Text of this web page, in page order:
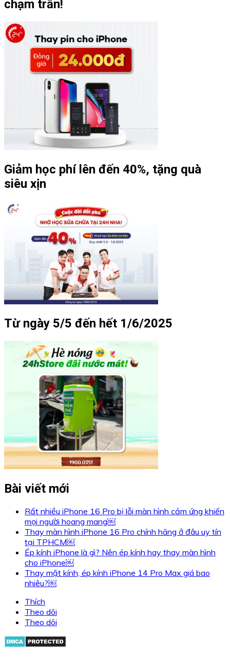
chạm trần!
Giảm học phí lên đến 40%, tặng quà
siêu xịn
Từ ngày 5/5 đến hết 1/6/2025
Bài viết mới
Rất nhiều iPhone 16 Pro bị lỗi màn hình cảm ứng khiến
mọi người hoang mang￼
Thay màn hình iPhone 16 Pro chính hãng ở đâu uy tín
tại TPHCM￼
Ép kính iPhone là gì? Nên ép kính hay thay màn hình
cho iPhone￼
Thay mặt kính, ép kính iPhone 14 Pro Max giá bao
nhiêu?￼
Thích
Theo dõi
Theo dõi